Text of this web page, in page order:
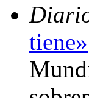
tiene»